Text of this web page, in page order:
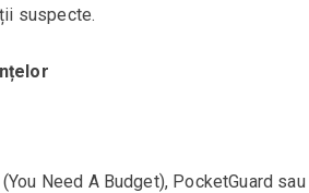
suspecte.
Need A Budget), PocketGuard sau